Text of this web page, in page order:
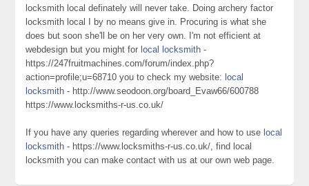
locksmith local definately will never take. Doing archery factor
locksmith local I by no means give in. Procuring is what she
does but soon she'll be on her very own. I'm not efficient at
webdesign but you might for local locksmith -
https://247fruitmachines.com/forum/index.php?
action=profile;u=68710 you to check my website: local
locksmith - http://www.seodoon.org/board_Evaw66/600788
https://www.locksmiths-r-us.co.uk/
If you have any queries regarding wherever and how to use local
locksmith - https://www.locksmiths-r-us.co.uk/, find local
locksmith you can make contact with us at our own web page.